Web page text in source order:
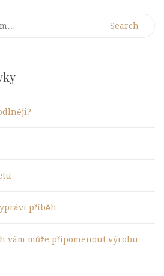
příběh
vám může připomenout výrobu